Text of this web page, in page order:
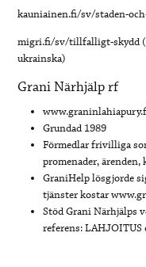
kauniainen.fi/sv/staden-
migri.fi/sv/tillfalligt-skydd
ukrainska)
Grani Närhjälp rf
Grundad 1989
Förmedlar frivilliga
promenader, ärenden,
GraniHelp lösgjorde
tjänster kostar
Stöd Grani Närhjälps
referens: